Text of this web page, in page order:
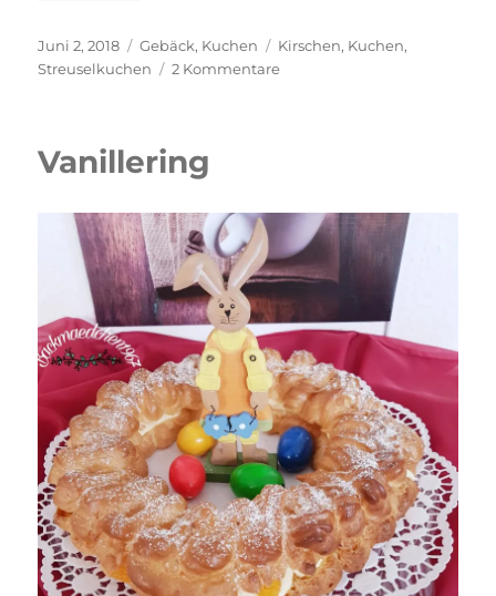
Veröffentlicht
am
Juni 2, 2018 Kategorien
Gebäck, Kuchen Schlagwörter
Kirschen, Kuchen,
Streuselkuchen
2 Kommentarezu
Vanillering